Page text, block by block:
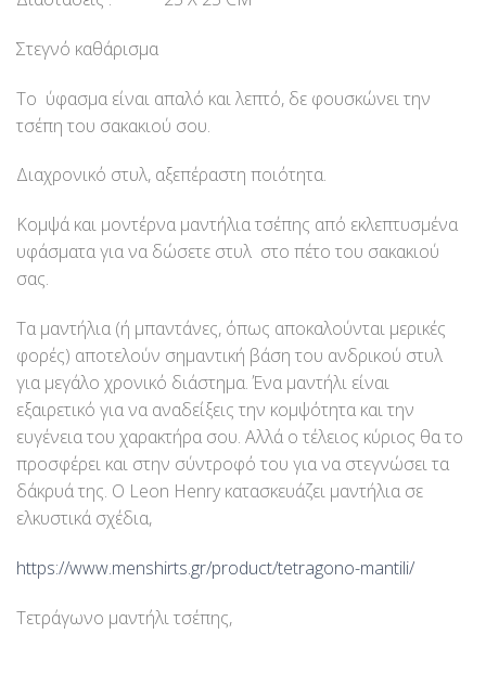
Στεγνό καθάρισμα
Το ύφασμα είναι απαλό και λεπτό, δε φουσκώνει την
τσέπη του σακακιού σου.
Διαχρονικό στυλ, αξεπέραστη ποιότητα.
Κομψά και μοντέρνα μαντήλια τσέπης από εκλεπτυσμένα
υφάσματα για να δώσετε στυλ στο πέτο του σακακιού
σας.
Τα μαντήλια (ή μπαντάνες, όπως αποκαλούνται μερικές
φορές) αποτελούν σημαντική βάση του ανδρικού στυλ
για μεγάλο χρονικό διάστημα. Ένα μαντήλι είναι
εξαιρετικό για να αναδείξεις την κομψότητα και την
ευγένεια του χαρακτήρα σου. Αλλά ο τέλειος κύριος θα το
προσφέρει και στην σύντροφό του για να στεγνώσει τα
δάκρυά της. Ο Leon Henry κατασκευάζει μαντήλια σε
ελκυστικά σχέδια,
https://www.menshirts.gr/product/tetragono-mantili/
Τετράγωνο μαντήλι τσέπης,